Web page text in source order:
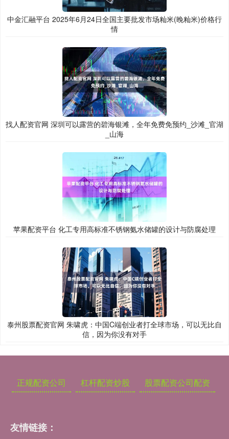
中金汇融平台 2025年6月24日全国主要批发市场籼米(晚籼米)价格行
情
找人配资官网 深圳可以露营的碧海银滩，全年免费免预约_沙滩_官湖
_山海
苹果配资平台 化工专用高标准不锈钢氨水储罐的设计与防腐处理
泰州股票配资官网 朱啸虎：中国C端创业者打全球市场，可以无比自
信，因为你没有对手
正规配资公司 杠杆配资炒股 股票配资公司配资
友情链接：